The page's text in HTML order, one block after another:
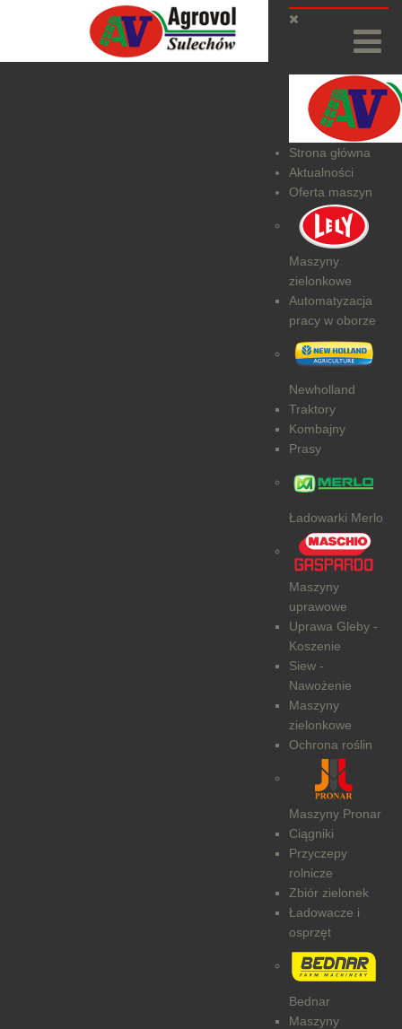
Strona główna
Aktualności
Oferta maszyn
Maszyny
zielonkowe
Automatyzacja
pracy w oborze
Newholland
Traktory
Kombajny
Prasy
Ładowarki Merlo
Maszyny
uprawowe
Uprawa Gleby -
Koszenie
Siew -
Nawożenie
Maszyny
zielonkowe
Ochrona roślin
Maszyny Pronar
Ciągniki
Przyczepy
rolnicze
Zbiór zielonek
Ładowacze i
osprzęt
Bednar
Maszyny